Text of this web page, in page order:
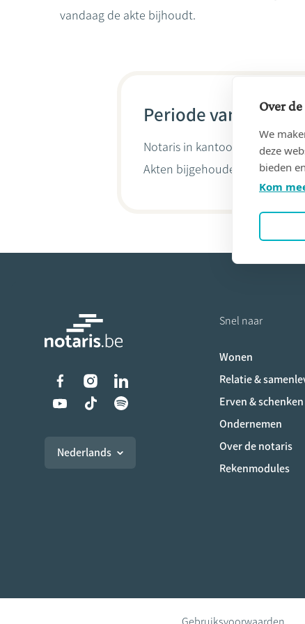
vandaag de akte bijhoudt.
Periode van 22/08/
Notaris in kantoor BEQUET,
Akten bijgehouden door
Liens vers les réseaux
Nederlands
Snel naar
Wonen
Relatie &
Erven & schenken
Ondernemen
Over de notaris
Rekenmodules
Over
We
deze
bieden
Kom